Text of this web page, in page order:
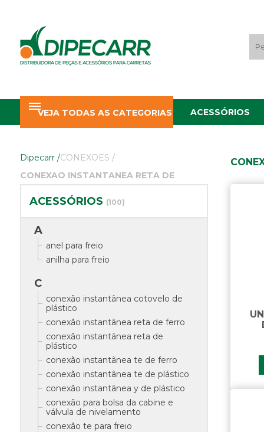
VEJA TODAS AS CATEGORIAS ACESSÓRIOS
Dipecarr /CONEXOES /
CONEXAO INSTANTANEA RETA DE
ACESSÓRIOS (100)
A
anel para freio
anilha para freio
C
conexão instantânea cotovelo de
plástico
conexão instantânea reta de ferro
conexão instantânea reta de
plástico
conexão instantânea te de ferro
conexão instantânea te de plástico
conexão instantânea y de plástico
conexão para bolsa da cabine e
válvula de nivelamento
conexão te para freio